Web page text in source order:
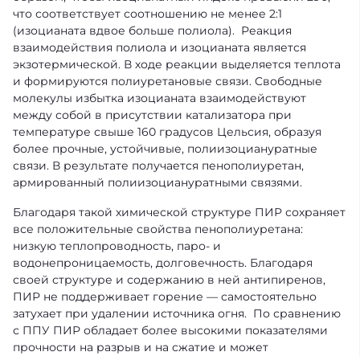
что соответствует соотношению не менее 2:1
(изоцианата вдвое больше полиола). Реакция
взаимодействия полиола и изоцианата является
экзотермической. В ходе реакции выделяется теплота
и формируются полиуретановые связи. Cвободные
молекулы избытка изоцианата взаимодействуют
между собой в присутствии катализатора при
температуре свыше 160 градусов Цельсия, образуя
более прочные, устойчивые, полиизоциануратные
связи. В результате получается пенополиуретан,
армированный полиизоциануратными связями.
Благодаря такой химической структуре ПИР сохраняет
все положительные свойства пенополиуретана:
низкую теплопроводность, паро- и
водонепроницаемость, долговечность. Благодаря
своей структуре и содержанию в ней антипиренов,
ПИР не поддерживает горение — самостоятельно
затухает при удалении источника огня. По сравнению
с ППУ ПИР обладает более высокими показателями
прочности на разрыв и на сжатие и может